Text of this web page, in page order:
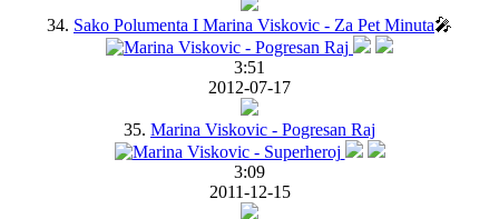
34. Sako Polumenta I Marina Viskovic - Za Pet Minuta🎤
3:51
2012-07-17
35. Marina Viskovic - Pogresan Raj
3:09
2011-12-15